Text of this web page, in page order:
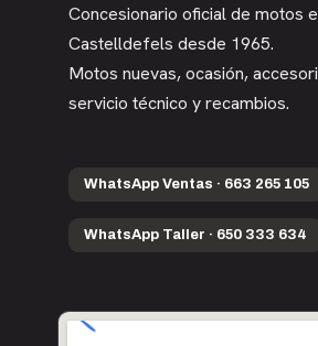
Concesionario oficial de motos
Castelldefels desde 1965.
Motos nuevas, ocasión,
servicio técnico y recambios.
WhatsApp Ventas · 663 265 105
WhatsApp Taller · 650 333 634